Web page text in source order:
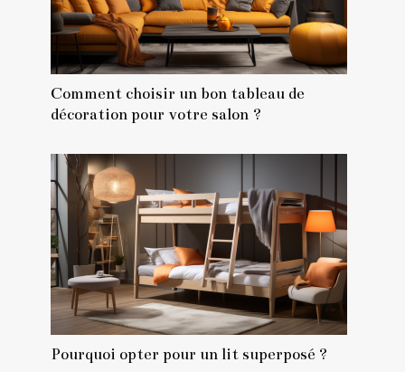
Comment choisir un bon tableau de
décoration pour votre salon ?
Pourquoi opter pour un lit superposé ?